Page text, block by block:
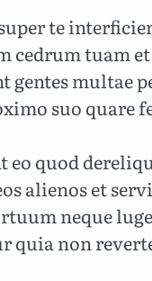
te
cedrum tuam
gentes multae
suo quare
eo quod
alienos et
neque
quia non